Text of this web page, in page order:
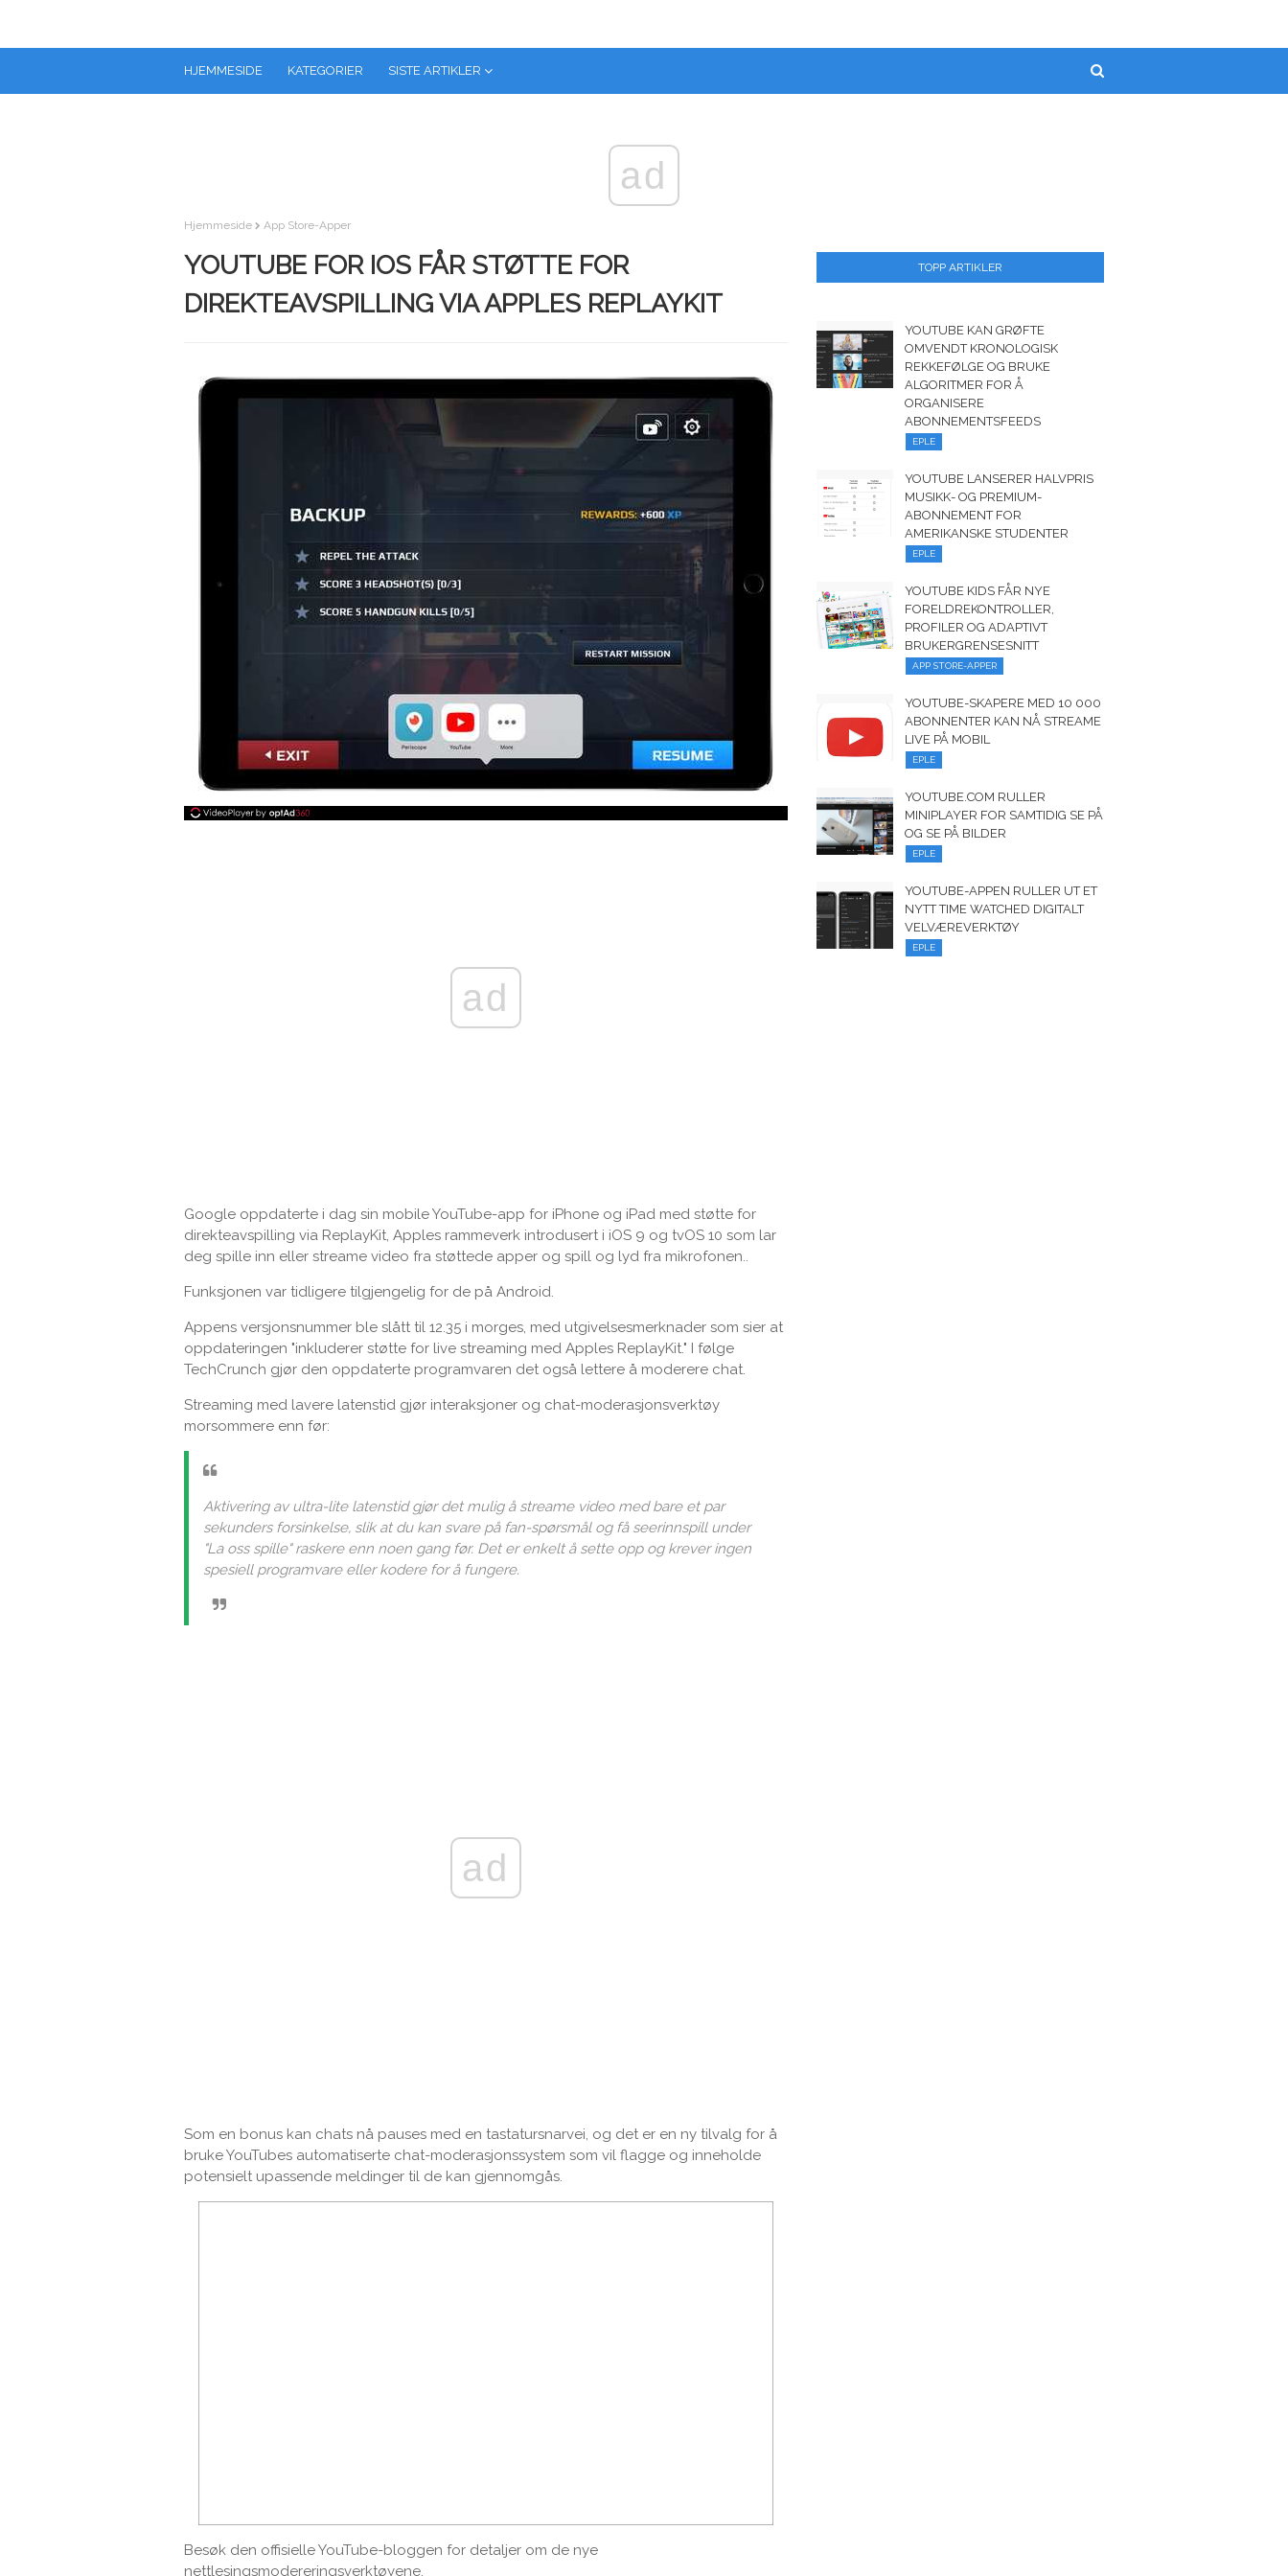
HJEMMESIDE KATEGORIER SISTE ARTIKLER
ad
Hjemmeside App Store-Apper
YOUTUBE FOR IOS FÅR STØTTE FOR
DIREKTEAVSPILLING VIA APPLES REPLAYKIT
ad
Google oppdaterte i dag sin mobile YouTube-app for iPhone og iPad med støtte for
direkteavspilling via ReplayKit, Apples rammeverk introdusert i iOS 9 og tvOS 10 som lar
deg spille inn eller streame video fra støttede apper og spill og lyd fra mikrofonen..
Funksjonen var tidligere tilgjengelig for de på Android.
Appens versjonsnummer ble slått til 12.35 i morges, med utgivelsesmerknader som sier at
oppdateringen "inkluderer støtte for live streaming med Apples ReplayKit." I følge
TechCrunch gjør den oppdaterte programvaren det også lettere å moderere chat.
Streaming med lavere latenstid gjør interaksjoner og chat-moderasjonsverktøy
morsommere enn før:
Aktivering av ultra-lite latenstid gjør det mulig å streame video med bare et par
sekunders forsinkelse, slik at du kan svare på fan-spørsmål og få seerinnspill under
"La oss spille" raskere enn noen gang før. Det er enkelt å sette opp og krever ingen
spesiell programvare eller kodere for å fungere.
ad
Som en bonus kan chats nå pauses med en tastatursnarvei, og det er en ny tilvalg for å
bruke YouTubes automatiserte chat-moderasjonssystem som vil flagge og inneholde
potensielt upassende meldinger til de kan gjennomgås.
Besøk den offisielle YouTube-bloggen for detaljer om de nye
nettlesingsmodereringsverktøyene.
TOPP ARTIKLER
YOUTUBE KAN GRØFTE
OMVENDT KRONOLOGISK
REKKEFØLGE OG BRUKE
ALGORITMER FOR Å
ORGANISERE
ABONNEMENTSFEEDS
EPLE
YOUTUBE LANSERER HALVPRIS
MUSIKK- OG PREMIUM-
ABONNEMENT FOR
AMERIKANSKE STUDENTER
EPLE
YOUTUBE KIDS FÅR NYE
FORELDREKONTROLLER,
PROFILER OG ADAPTIVT
BRUKERGRENSESNITT
APP STORE-APPER
YOUTUBE-SKAPERE MED 10 000
ABONNENTER KAN NÅ STREAME
LIVE PÅ MOBIL
EPLE
YOUTUBE.COM RULLER
MINIPLAYER FOR SAMTIDIG SE PÅ
OG SE PÅ BILDER
EPLE
YOUTUBE-APPEN RULLER UT ET
NYTT TIME WATCHED DIGITALT
VELVÆREVERKTØY
EPLE